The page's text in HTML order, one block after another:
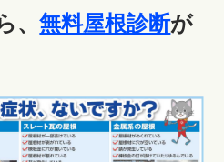
、無料屋根診断が